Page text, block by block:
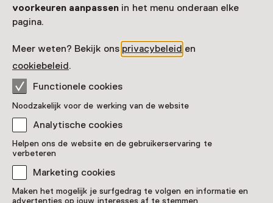
voorkeuren aanpassen in het menu onderaan elke
pagina.
Meer weten? Bekijk ons privacybeleid en
cookiebeleid.
Functionele cookies
Noodzakelijk voor de werking van de website
Analytische cookies
Helpen ons de website en de gebruikerservaring te
verbeteren
Marketing cookies
Maken het mogelijk je surfgedrag te volgen en informatie en
advertenties op jouw interesses af te stemmen
Stadsmuseum Harderwijk
Donkerstraat 4
Route plannenOpent in een nieuw tabblad
0341 - 41 44 68
Meer openingstijden
Zien & doen in